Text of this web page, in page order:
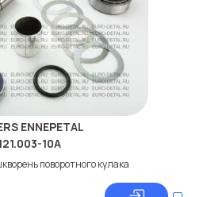
ENNEPETAL
10A
поворотного кулака